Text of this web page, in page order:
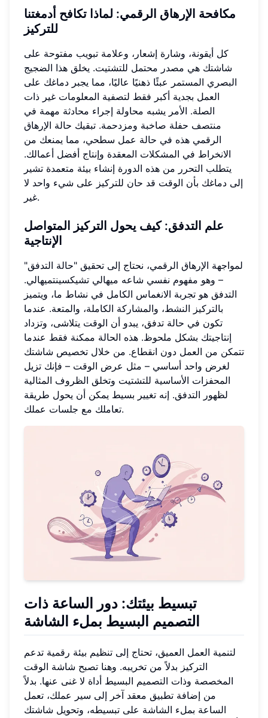
مكافحة الإرهاق الرقمي: لماذا تكافح أدمغتنا
للتركيز
كل أيقونة، وشارة إشعار، وعلامة تبويب مفتوحة على
شاشتك هي مصدر محتمل للتشتيت. يخلق هذا الضجيج
البصري المستمر عبئًا ذهنيًا عاليًا، مما يجبر دماغك على
العمل بجدية أكبر فقط لتصفية المعلومات غير ذات
الصلة. الأمر يشبه محاولة إجراء محادثة مهمة في
منتصف حفلة صاخبة ومزدحمة. تبقيك حالة الإرهاق
الرقمي هذه في حالة عمل سطحي، مما يمنعك من
الانخراط في المشكلات المعقدة وإنتاج أفضل أعمالك.
يتطلب التحرر من هذه الدورة إنشاء بيئة متعمدة تشير
إلى دماغك بأن الوقت قد حان للتركيز على شيء واحد لا
غير.
علم التدفق: كيف يحول التركيز المتواصل
الإنتاجية
لمواجهة الإرهاق الرقمي، نحتاج إلى تحقيق "حالة التدفق"
– وهو مفهوم نفسي شاعه ميهالي تشيكسينتميهالي.
التدفق هو تجربة الانغماس الكامل في نشاط ما، ويتميز
بالتركيز النشط، والمشاركة الكاملة، والمتعة. عندما
تكون في حالة تدفق، يبدو أن الوقت يتلاشى، وتزداد
إنتاجيتك بشكل ملحوظ. هذه الحالة ممكنة فقط عندما
تتمكن من العمل دون انقطاع. من خلال تخصيص شاشتك
لغرض واحد أساسي – مثل عرض الوقت – فإنك تزيل
المحفزات الأساسية للتشتيت وتخلق الظروف المثالية
لظهور التدفق. إنه تغيير بسيط يمكن أن يحول طريقة
تعاملك مع جلسات عملك.
تبسيط بيئتك: دور
الساعة ذات
التصميم البسيط بملء الشاشة
لتنمية العمل العميق، تحتاج إلى تنظيم بيئة رقمية تدعم
التركيز بدلاً من تخريبه. وهنا تصبح شاشة الوقت
المخصصة وذات التصميم البسيط أداة لا غنى عنها. بدلاً
من إضافة تطبيق معقد آخر إلى سير عملك، تعمل
الساعة بملء الشاشة على تبسيطه، وتحويل شاشتك